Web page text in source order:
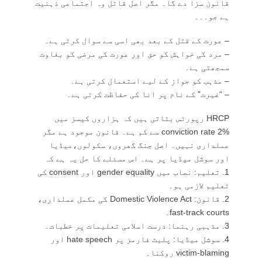
قانون سزا دے گا۔ مگر اصل قاتل وہ اجتماعی ذہنیت
ہے جو۔۔۔
– عورت کے قتل کے بعد بھی اسی سے سوال کرتی ہے۔
– مرد کی خواہش کو حق اور عورت کی مرضی کو بغاوت
سمجھتی ہے۔
– مذہب کو جواز کے لیے استعمال کرتی ہے۔
– “غیرت” کے نام پر انا کی حفاظت کرتی ہے۔
HRCP رپورٹس بتاتی ہیں کہ ہزاروں کیسز میں
conviction rate 2% سے کم ہے۔ قانون موجود ہے مگر
عملداری نہیں۔ اصل جنگ گھروں، سکولوں،میڈیا
اور سوشل میڈیا پر ہے۔ اس مسئلے کا حل یہ ہے کہ
1. تعلیم: نصاب میں gender equality اور consent کی
تعلیم لازمی ہو۔
2. قانون: Domestic Violence Act کی مکمل عملداری،
fast-track courts۔
3. مذہبی رہنما: درست اسلامی تعلیمات پر خطبات۔
4. سوشل میڈیا: پلیٹ فارمز پر hate speech اور
victim-blaming روکنا۔